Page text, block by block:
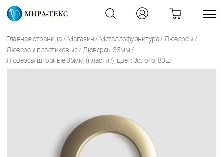
Главная страница / Магазин / Металлофурнитура / Люверсы /
Люверсы пластиковые / Люверсы 35мм /
Люверсы шторные 35мм, (пластик), цвет: Золото, 80шт